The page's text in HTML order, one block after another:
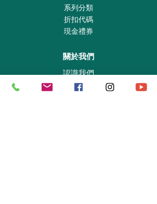
系列分類
折扣代碼
現金禮券
關於我們
認識我們
實體專賣店